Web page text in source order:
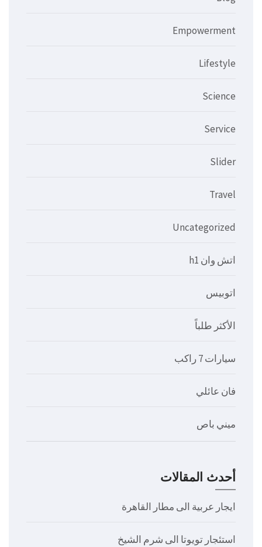
Empowerment
Lifestyle
Science
Service
Slider
Travel
Uncategorized
اتش وان h1
اتوبيس
الأكثر طلباً
سيارات 7 راكب
فان عائلي
ميني باص
أحدث المقالات
ايجار عربية الى مطار القاهرة
استئجار تويوتا الى شرم الشيخ